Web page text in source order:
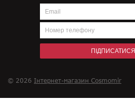
ПІДПИСАТИСЯ
© 2026 Інтернет-магазин Cosmomir